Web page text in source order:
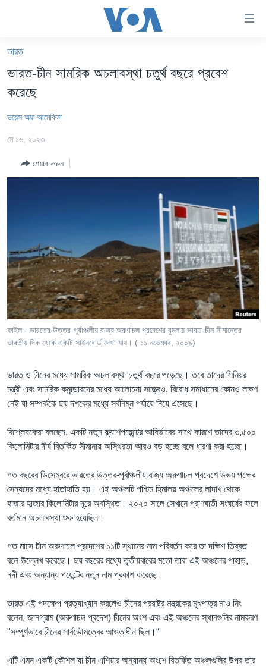
যান।
প্রধান
ন্যাভিগেশনে
যান
যান
ভারত
ভিডিও
Learning English
FOLLOW US
অন্য ভাষায় ওয়েব সাইট
ভারত
ভারত-চীন সামরিক অচলাবস্থা চতুর্থ বছরে প্রবেশ
করেছে
ভয়েস অফ আমেরিকা
মে ১৬, ২০২৩
শেয়ার করুন
ফাইল - ভারতের উত্তর-পূর্বাঞ্চলীয় রাজ্য অরুণাচল প্রদেশের বুমলায় ভারত-চীন সীমান্তের
ভারতীয় দিক থেকে একটি সাইনবোর্ড দেখা যায়। ( ১১ নভেম্বর, ২০০৯)
ভারত ও চীনের মধ্যে সামরিক অচলাবস্থা চতুর্থ বছরে পড়েছে। তবে তাদের সিনিয়র
মন্ত্রী এবং সামরিক কমান্ডারদের মধ্যে আলোচনা সত্ত্বেও, বিরোধ সমাধানের কোনও লক্ষণ
নেই যা সম্পর্ককে ছয় দশকের মধ্যে সর্বনিম্ন পর্যায়ে নিয়ে এসেছে।
বিশ্লেষকেরা বলছেন, একটি নতুন ফ্ল্যাশপয়েন্টের আবির্ভাবের সাথে কারণে তাদের ৩,৫০০
কিলোমিটার দীর্ঘ বিতর্কিত সীমানায় অস্থিরতা আরও বড় হচ্ছে বলে ধারণা করা হচ্ছে।
গত বছরের ডিসেম্বরে ভারতের উত্তর-পূর্বাঞ্চলীয় রাজ্য অরুণাচল প্রদেশে উভয় পক্ষের
সৈন্যদের মধ্যে হাতাহাতি হয়। এই অঞ্চলটি পশ্চিম হিমালয় অঞ্চলের লাদাখ থেকে
হাজার হাজার কিলোমিটার দূরে অবস্থিত। ২০২০ সালে সেখানে প্রাণঘাতী সংঘর্ষের ফলে
বর্তমান অচলাবস্থা শুরু হয়েছিল।
গত মাসে চীন অরুণাচল প্রদেশের ১১টি স্থানের নাম পরিবর্তন করে তা দক্ষিণ তিব্বত
বলে উল্লেখ করেছে। ছয় বছরের মধ্যে তৃতীয়বারের মতো তারা এই অঞ্চলের পাহাড়,
নদী এবং অন্যান্য পয়েন্টের নতুন নাম প্রকাশ করেছে।
ভারত এই পদক্ষেপ প্রত্যাখ্যান করলেও চীনের পররাষ্ট্র মন্ত্রকের মুখপাত্র মাও নিং
বলেন, জানগ্রাম (অরুণাচল প্রদেশ) চীনের অংশ এবং এই অঞ্চলের স্থানগুলির নামকরণ
"সম্পূর্ণভাবে চীনের সার্বভৌমত্বের আওতাধীন ছিল।“
এটি এমন একটি কৌশল যা চীন এশিয়ার অন্যান্য অংশে বিতর্কিত অঞ্চলগুলির উপর তার